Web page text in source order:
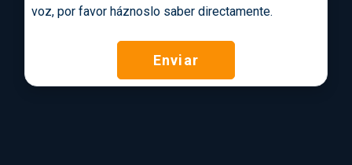
voz, por favor háznoslo saber directamente.
Enviar